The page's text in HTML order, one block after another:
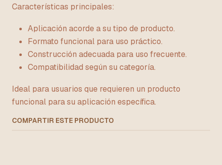
Características principales:
Aplicación acorde a su tipo de producto.
Formato funcional para uso práctico.
Construcción adecuada para uso frecuente.
Compatibilidad según su categoría.
Ideal para usuarios que requieren un producto
funcional para su aplicación específica.
COMPARTIR ESTE PRODUCTO